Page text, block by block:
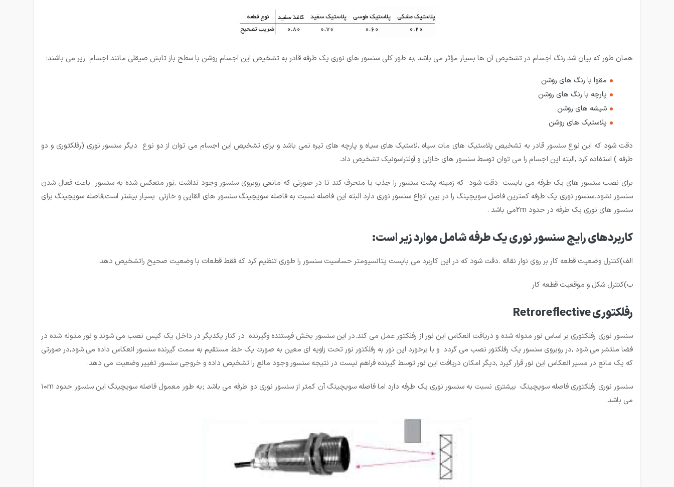
همان طور که بیان شد رنگ اجسام در تشخیص آن ها بسیار مؤثر می باشد ,به طور کلی سنسور های نوری یک طرفه قادر به تشخیص این اجسام روشن با سطح باز تابش صیقلی مانند اجسام زیر می باشند:
مقوا با رنگ های روشن
پارچه با رنگ های روشن
شیشه های روشن
پلاستیک های روشن
دقت شود که این نوع سنسور قادر به تشخیص پلاستیک های مات سیاه ,لاستیک های سیاه و پارچه های تیره نمی باشد و برای تشخیص این اجسام می توان از دو نوع دیگر سنسور نوری (رفلکتوری و دو
طرفه ) استفاده کرد ,البته این اجسام را می توان توسط سنسور های خازنی و آولتراسونیک تشخیص داد.
برای نصب سنسور های یک طرفه می بایست دقت شود که زمینه پشت سنسور را جذب یا منحرف کند تا در صورتی که مانعی روبروی سنسور وجود نداشت ,نور منعکس شده به سنسور باعث فعال شدن
سنسور نشود.سنسور نوری یک طرفه کمترین فاصل سویچینگ را در بین انواع سنسور نوری دارد البته این فاصله نسبت به فاصله سویچینگ سنسور های القایی و خازنی بسیار بیشتر است,فاصله سویچینگ برای
سنسور های نوری یک طرفه در حدود 2mمی باشد .
کاربردهای رایج سنسور نوری یک طرفه شامل موارد زیر است:
الف)کنترل وضعیت قطعه کار بر روی نوار نقاله .دقت شود که در این کاربرد می بایست پتانسیومتر حساسیت سنسور را طوری تنظیم کرد که فقط قطعات با وضعیت صحیح راتشخیص دهد.
ب)کنترل شکل و موقعیت قطعه کار
رفلكتوری Retroreflective
سنسور نوری رفلکتوری بر اساس نور مدوله شده و دریافت انعکاس این نور از رفلکتور عمل می کند.در این سنسور بخش فرستنده وگیرنده در کنار یکدیگر در داخل یک کیس نصب می شوند و نور مدوله شده در
فضا منتشر می شود ,در روبروی سنسور یک رفلکتور نصب می گردد و با برخورد این نور به رفلکتور نور تحت زاویه ای معین به صورت یک خط مستقیم به سمت گیرنده سنسور انعکاس داده می شود,در صورتی
که یک مانع در مسیر انعکاس این نور قرار گیرد ,دیگر امکان دریافت این نور توسط گیرنده فراهم نیست در نتیجه سنسور وجود مانع را تشخیص داده و خروجی سنسور تغییر وضعیت می دهد.
سنسور نوری رفلکتوری فاصله سویچینگ بیشتری نسبت به سنسور نوری یک طرفه دارد اما فاصله سویچینگ آن کمتر از سنسور نوری دو طرفه می باشد ;به طور معمول فاصله سویچینگ این سنسور حدود ۱۰m
می باشد.